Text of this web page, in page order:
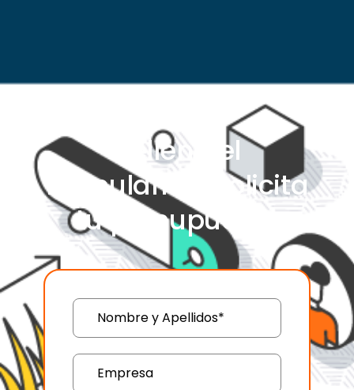
Rellena el
formulario y solicita
tu presupuesto